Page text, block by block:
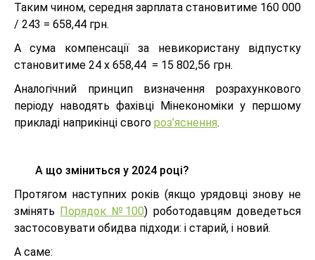
Таким чином, середня зарплата становитиме 160 000
/ 243 = 658,44 грн.
А сума компенсації за невикористану відпустку
становитиме 24 х 658,44 = 15 802,56 грн.
Аналогічний принцип визначення розрахункового
періоду наводять фахівці Мінекономіки у першому
прикладі наприкінці свого роз’яснення.
А що зміниться у 2024 році?
Протягом наступних років (якщо урядовці знову не
змінять Порядок №100) роботодавцям доведеться
застосовувати обидва підходи: і старий, і новий.
А саме: